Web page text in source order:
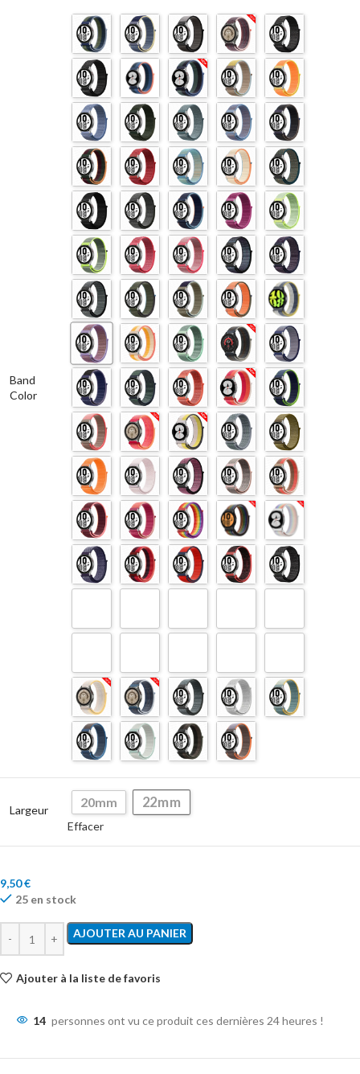
Band
Color
Largeur
20mm 22mm
Effacer
9,50€
25 en stock
AJOUTER AU PANIER
Ajouter à la liste de favoris
14 personnes ont vu ce produit ces dernières 24 heures !